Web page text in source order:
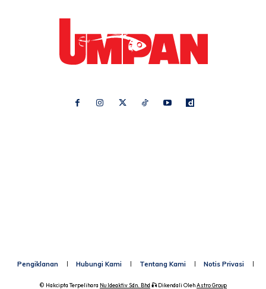
Pengiklanan Hubungi Kami Tentang Kami Notis Privasi
© Hakcipta Terpelihara Nu Ideaktiv Sdn. Bhd 🎣Dikendali OlehAstro Group